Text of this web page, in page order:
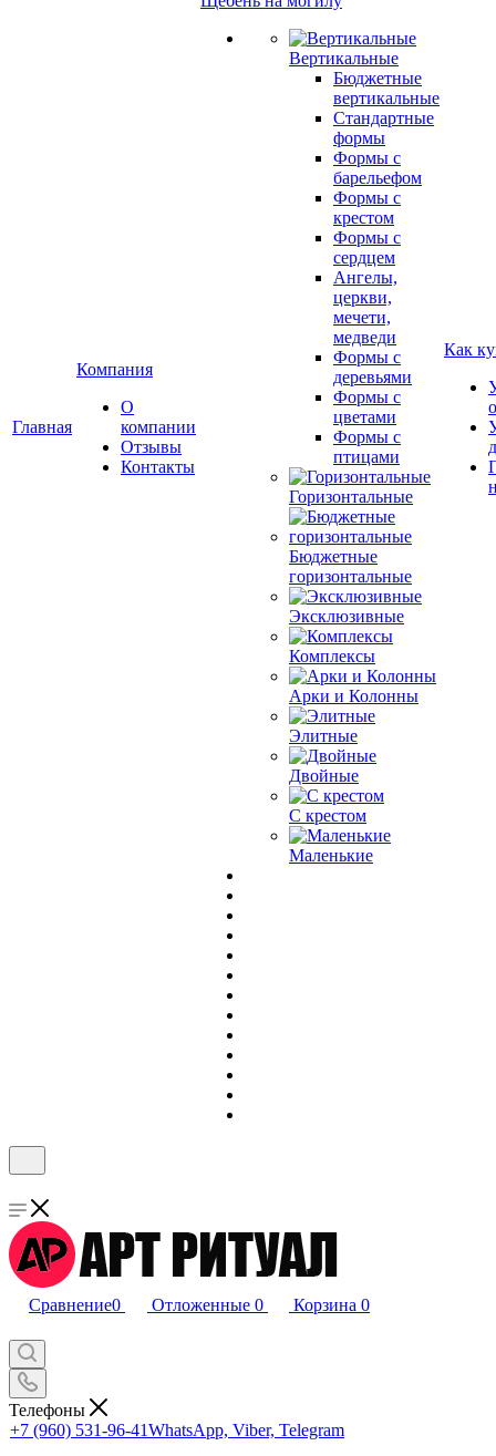
Главная
Компания
О
компании
Отзывы
Контакты
Вертикальные
Бюджетные
вертикальные
Стандартные
формы
Формы с
барельефом
Формы с
крестом
Формы с
сердцем
Ангелы,
церкви,
мечети,
медведи
Формы с
деревьями
Формы с
цветами
Формы с
птицами
Горизонтальные
Бюджетные
горизонтальные
Эксклюзивные
Комплексы
Арки и Колонны
Элитные
Двойные
С крестом
Маленькие
Как
Сравнение0 Отложенные 0 Корзина 0
Телефоны
+7 (960) 531-96-41WhatsApp, Viber, Telegram